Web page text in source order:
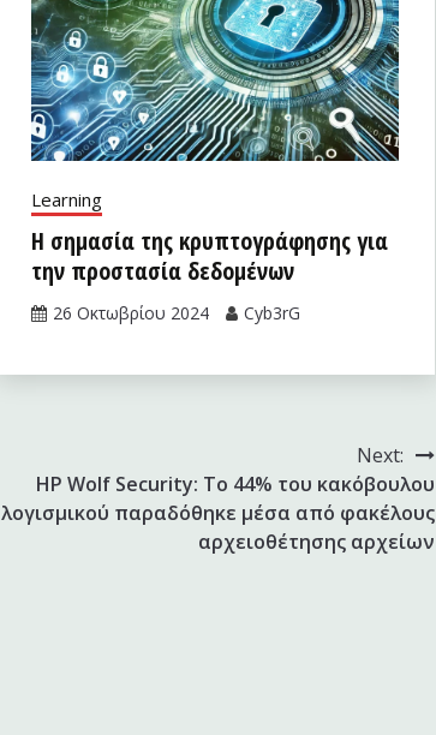
Learning
Η σημασία της κρυπτογράφησης για
την προστασία δεδομένων
26 Οκτωβρίου 2024 Cyb3rG
Next:
HP Wolf Security: Tο 44% του κακόβουλου
λογισμικού παραδόθηκε μέσα από φακέλους
αρχειοθέτησης αρχείων